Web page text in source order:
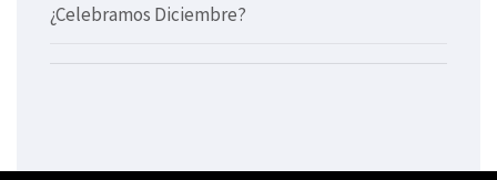
¿Celebramos Diciembre?